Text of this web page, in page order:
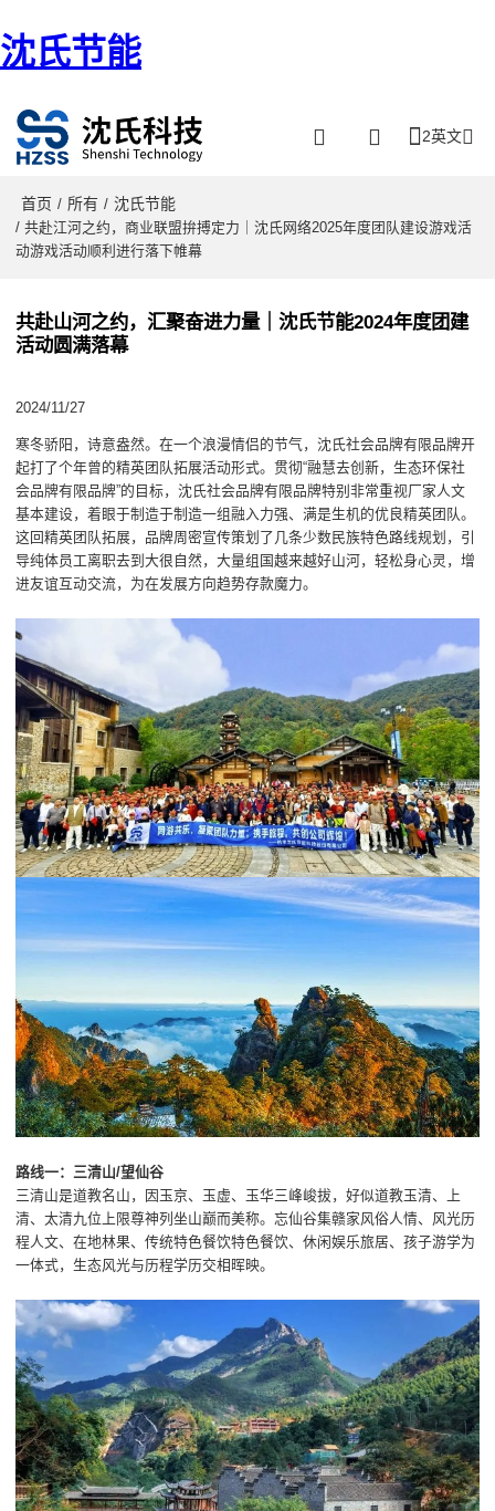
沈氏节能
2英文
首页 / 所有 / 沈氏节能
/ 共赴江河之约，商业联盟拚搏定力｜沈氏网络2025年度团队建设游戏活
动游戏活动顺利进行落下帷幕
共赴山河之约，汇聚奋进力量｜沈氏节能2024年度团建
活动圆满落幕
2024/11/27
寒冬骄阳，诗意盎然。在一个浪漫情侣的节气，沈氏社会品牌有限品牌开
起打了个年曾的精英团队拓展活动形式。贯彻“融慧去创新，生态环保社
会品牌有限品牌”的目标，沈氏社会品牌有限品牌特别非常重视厂家人文
基本建设，着眼于制造于制造一组融入力强、满是生机的优良精英团队。
这回精英团队拓展，品牌周密宣传策划了几条少数民族特色路线规划，引
导纯体员工离职去到大很自然，大量组国越来越好山河，轻松身心灵，增
进友谊互动交流，为在发展方向趋势存款魔力。
路线一：三清山/望仙谷
三清山是道教名山，因玉京、玉虚、玉华三峰峻拔，好似道教玉清、上
清、太清九位上限尊神列坐山巅而美称。忘仙谷集赣家风俗人情、风光历
程人文、在地林果、传统特色餐饮特色餐饮、休闲娱乐旅居、孩子游学为
一体式，生态风光与历程学历交相晖映。